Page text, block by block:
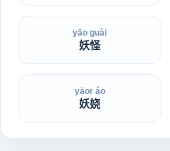
yāo guài
妖怪
yāor áo
妖娆